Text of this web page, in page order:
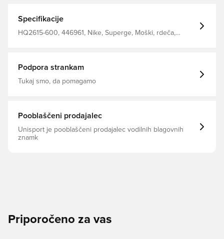
zahteva vaša vadba, s povečanim donosom energije in
manjšo težo kot Metcon 9.
Specifikacije
HQ2615-600, 446961, Nike, Superge, Moški, rdeča,
Podpora strankam
Tukaj smo, da pomagamo
Pooblaščeni prodajalec
Unisport je pooblaščeni prodajalec vodilnih blagovnih
znamk
Priporočeno za vas